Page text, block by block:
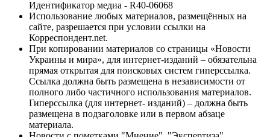
Идентификатор медиа - R40-06068
Использование любых материалов, размещённых на
сайте, разрешается при условии ссылки на
Корреспондент.net.
При копировании материалов со страницы «Новости
Украины и мира», для интернет-изданий – обязательна
прямая открытая для поисковых систем гиперссылка.
Ссылка должна быть размещена в независимости от
полного либо частичного использования материалов.
Гиперссылка (для интернет- изданий) – должна быть
размещена в подзаголовке или в первом абзаце
материала.